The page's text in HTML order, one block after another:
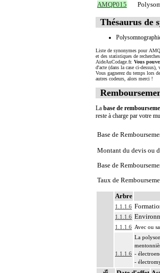
AMQP015
Thésaurus de
Liste de synonymes pour
et des statistiques de
AideAuCodage.fr. Vous
d'acte (dans la case ci-
Vous gagnerez du temps lors
autres codeurs, alors merci !
La base de
reste à charge par votre
Base de
Montant du devis ou
Base de
Taux de
Arbre
1.1.1.6
1.1.1.6
1.1.1.6 Avec ou
1.1.1.6
La
-
-
-